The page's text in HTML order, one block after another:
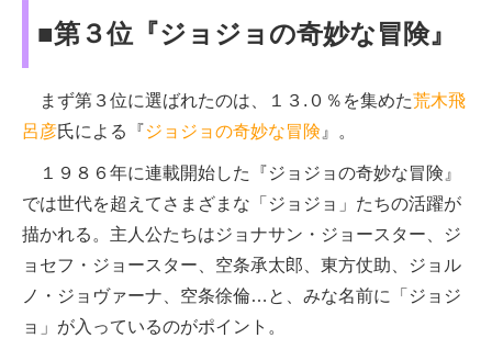
■第３位『ジョジョの奇妙な冒険』
まず第３位に選ばれたのは、１３.０％を集めた荒木飛
呂彦氏による『ジョジョの奇妙な冒険 』。
１９８６年に連載開始した『ジョジョの奇妙な冒険』
では世代を超えてさまざまな「ジョジョ」たちの活躍が
描かれる。主人公たちはジョナサン・ジョースター、ジ
ョセフ・ジョースター、空条承太郎、東方仗助、ジョル
ノ・ジョヴァーナ、空条徐倫…と、みな名前に「ジョジ
ョ」が入っているのがポイント。